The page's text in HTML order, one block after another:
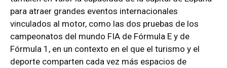
para atraer grandes eventos internacionales
vinculados al motor, como las dos pruebas de los
campeonatos del mundo FIA de Fórmula E y de
Fórmula 1, en un contexto en el que el turismo y el
deporte comparten cada vez más espacios de